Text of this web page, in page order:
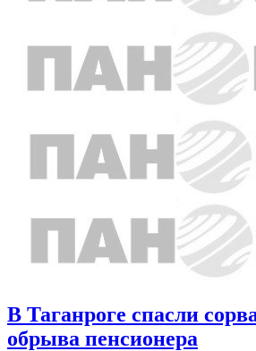
В Таганроге спасли
обрыва пенсионера